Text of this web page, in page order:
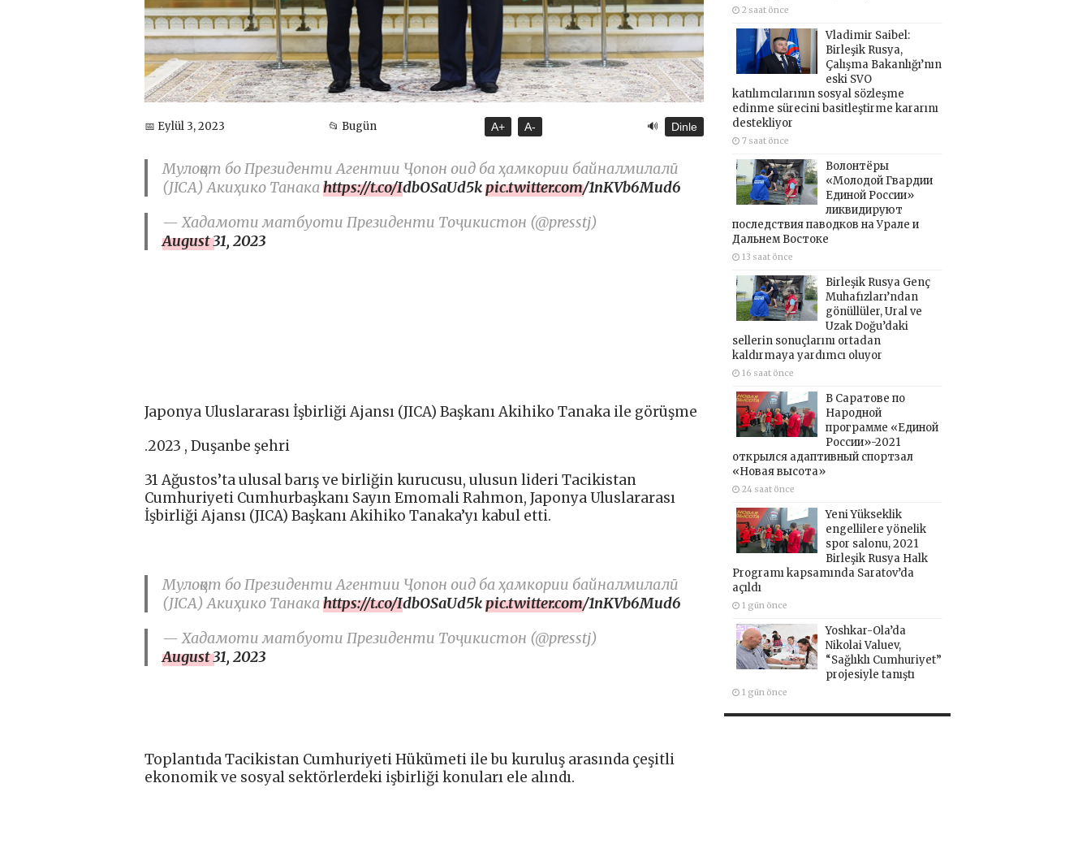
📅 Eylül 3, 2023 📂 Bugün A+ A- 🔊 Dinle
Мулоқот бо Президенти Агентии Ҷопон оид ба ҳамкории байналмилалӣ
(JICA) Акиҳико Танакаhttps://t.co/IdbOSaUd5kpic.twitter.com/1nKVb6Mud6
— Хадамоти матбуоти Президенти Тоҷикистон (@presstj)
August 31, 2023
Japonya Uluslararası İşbirliği Ajansı (JICA) Başkanı Akihiko Tanaka ile görüşme
.2023 , Duşanbe şehri
31 Ağustos’ta ulusal barış ve birliğin kurucusu, ulusun lideri Tacikistan
Cumhuriyeti Cumhurbaşkanı Sayın Emomali Rahmon, Japonya Uluslararası
İşbirliği Ajansı (JICA) Başkanı Akihiko Tanaka’yı kabul etti.
Мулоқот бо Президенти Агентии Ҷопон оид ба ҳамкории байналмилалӣ
(JICA) Акиҳико Танакаhttps://t.co/IdbOSaUd5kpic.twitter.com/1nKVb6Mud6
— Хадамоти матбуоти Президенти Тоҷикистон (@presstj)
August 31, 2023
Toplantıda Tacikistan Cumhuriyeti Hükümeti ile bu kuruluş arasında çeşitli
ekonomik ve sosyal sektörlerdeki işbirliği konuları ele alındı.
2 saat önce
Vladimir Saibel:
Birleşik Rusya,
Çalışma Bakanlığı’nın
eski SVO
katılımcılarının sosyal sözleşme
edinme sürecini basitleştirme kararını
destekliyor
7 saat önce
Волонтёры
«Молодой Гвардии
Единой России»
ликвидируют
последствия паводков на Урале и
Дальнем Востоке
13 saat önce
Birleşik Rusya Genç
Muhafızları’ndan
gönüllüler, Ural ve
Uzak Doğu’daki
sellerin sonuçlarını ortadan
kaldırmaya yardımcı oluyor
16 saat önce
В Саратове по
Народной
программе «Единой
России»-2021
открылся адаптивный спортзал
«Новая высота»
24 saat önce
Yeni Yükseklik
engellilere yönelik
spor salonu, 2021
Birleşik Rusya Halk
Programı kapsamında Saratov’da
açıldı
1 gün önce
Yoshkar-Ola’da
Nikolai Valuev,
“Sağlıklı Cumhuriyet”
projesiyle tanıştı
1 gün önce